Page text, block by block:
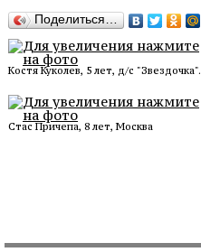
Поделиться…
Костя Куколев, 5 лет, д/с "Звездочка".
Стас Причепа, 8 лет, Москва